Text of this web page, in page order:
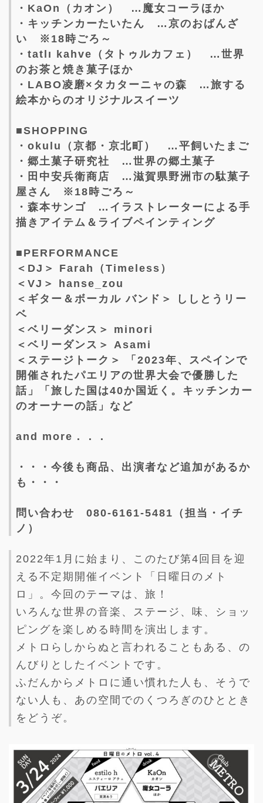
・KaOn（カオン） …魔女コーラほか
・キッチンカーたいたん …京のおばんざ
い ※18時ごろ～
・tatlı kahve（タトゥルカフェ） …世界
のお茶と焼き菓子ほか
・LABO凌磨×タカターニャの森 …旅する
絵本からのオリジナルスイーツ
■SHOPPING
・okulu（京都・京北町） …平飼いたまご
・郷土菓子研究社 …世界の郷土菓子
・田中安兵衛商店 …滋賀県野洲市の駄菓子
屋さん ※18時ごろ～
・森本サンゴ …イラストレーターによる手
描きアイテム＆ライブペインティング
■PERFORMANCE
＜DJ＞ Farah（Timeless）
＜VJ＞ hanse_zou
＜ギター＆ボーカル バンド＞ ししとうリー
ベ
＜ベリーダンス＞ minori
＜ベリーダンス＞ Asami
＜ステージトーク＞ 「2023年、スペインで
開催されたパエリアの世界大会で優勝した
話」「旅した国は40か国近く。キッチンカー
のオーナーの話」など
and more．．．
・・・今後も商品、出演者など追加があるか
も・・・
問い合わせ 080-6161-5481（担当・イチ
ノ）
2022年1月に始まり、このたび第4回目を迎
える不定期開催イベント「日曜日のメト
ロ」。今回のテーマは、旅！
いろんな世界の音楽、ステージ、味、ショッ
ピングを楽しめる時間を演出します。
メトロらしからぬと言われることもある、の
んびりとしたイベントです。
ふだんからメトロに通い慣れた人も、そうで
ない人も、あの空間でのくつろぎのひととき
をどうぞ。